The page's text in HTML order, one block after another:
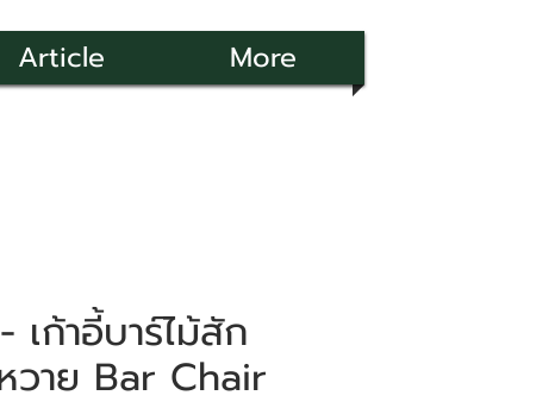
Article More
ก้าอี้บาร์ไม้สัก
วาย Bar Chair